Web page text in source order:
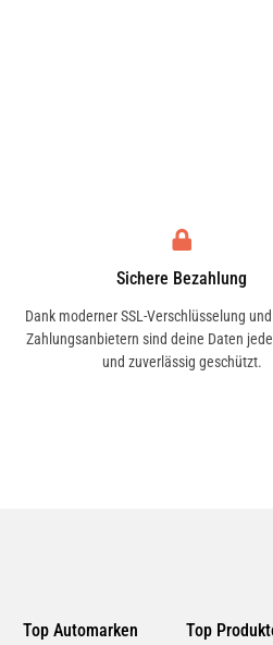
Sichere Bezahlung
Dank moderner SSL-Verschlüsselung
Zahlungsanbietern sind deine Daten
und zuverlässig geschützt.
Top Automarken Top